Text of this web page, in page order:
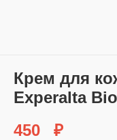
Крем для
Experalta
450
₽